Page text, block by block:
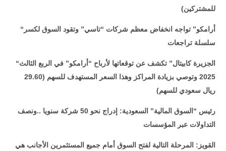
للمشتركين)
“أرامكو” تواجه انخفاض معظم شركات “تاسي” وتقود السوق لكسر
سلسلة تراجعات
“الجزيرة كابيتال” تكشف عن توقعاتها لأرباح “أرامكو” في الربع الثالث
2025 وتوصي بزيادة المراكز وهذا السعر المستهدف للسهم (29.60
ريال سعودي للسهم)
رئيس “السوق المالية” السعودية: إدراج نحو 50 شركة سنويا ..ونصف
التداولات عبر المؤسسات
القويز: المرحلة التالية لفتح السوق أمام جميع المستثمرين الأجانب هي